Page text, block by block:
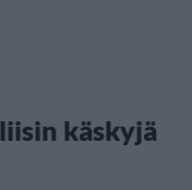
käskyjä